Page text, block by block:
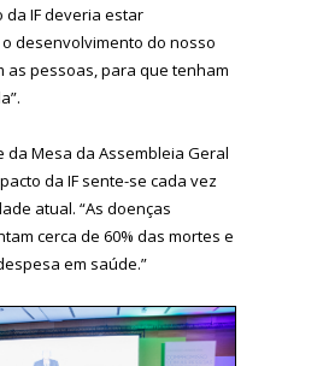
IF deveria estar
desenvolvimento do nosso
as pessoas, para que tenham
da Mesa da Assembleia Geral
da IF sente-se cada vez
atual. “As doenças
cerca de 60% das mortes e
em saúde.”